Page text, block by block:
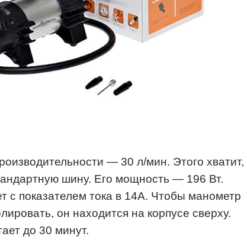
— 30 л/мин. Этого хватит,
шину. Его мощность — 196 Вт.
с показателем тока в 14А. Чтобы манометр
он находится на корпусе сверху.
до 30 минут.